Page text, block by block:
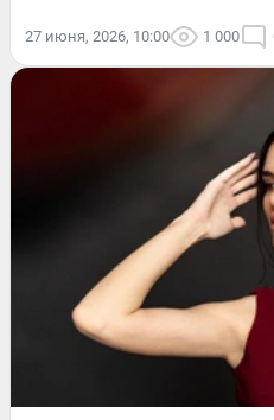
27 июня, 2026, 10:00 1 000